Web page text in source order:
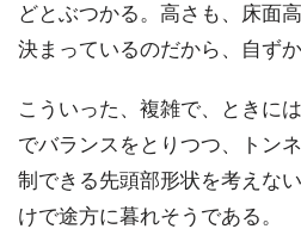
どとぶつかる。高さも、床面
決まっているのだから、自ず
こういった、複雑で、ときに
でバランスをとりつつ、トン
制できる先頭部形状を考えな
けで途方に暮れそうである。